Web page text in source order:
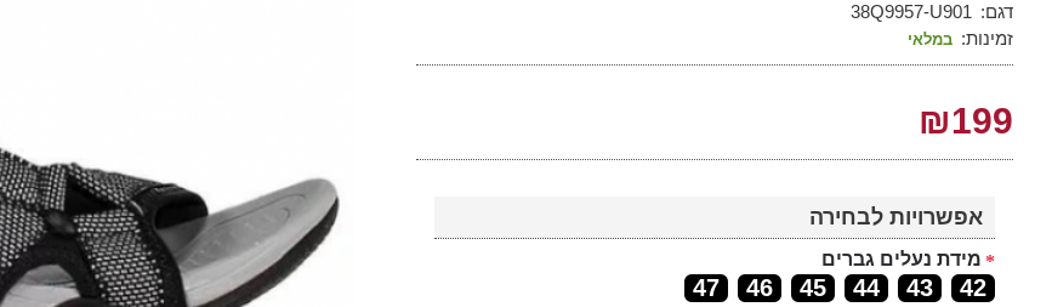
דגם: 38Q9957-U901
זמינות: במלאי
₪199
אפשרויות לבחירה
מידת נעלים גברים
42
43
44
45
46
47